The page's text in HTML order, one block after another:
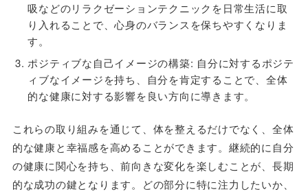
吸などのリラクゼーションテクニックを日常生活に取
り入れることで、心身のバランスを保ちやすくなりま
す。
ポジティブな自己イメージの構築: 自分に対するポジテ
ィブなイメージを持ち、自分を肯定することで、全体
的な健康に対する影響を良い方向に導きます。
これらの取り組みを通じて、体を整えるだけでなく、全体
的な健康と幸福感を高めることができます。継続的に自分
の健康に関心を持ち、前向きな変化を楽しむことが、長期
的な成功の鍵となります。どの部分に特に注力したいか、